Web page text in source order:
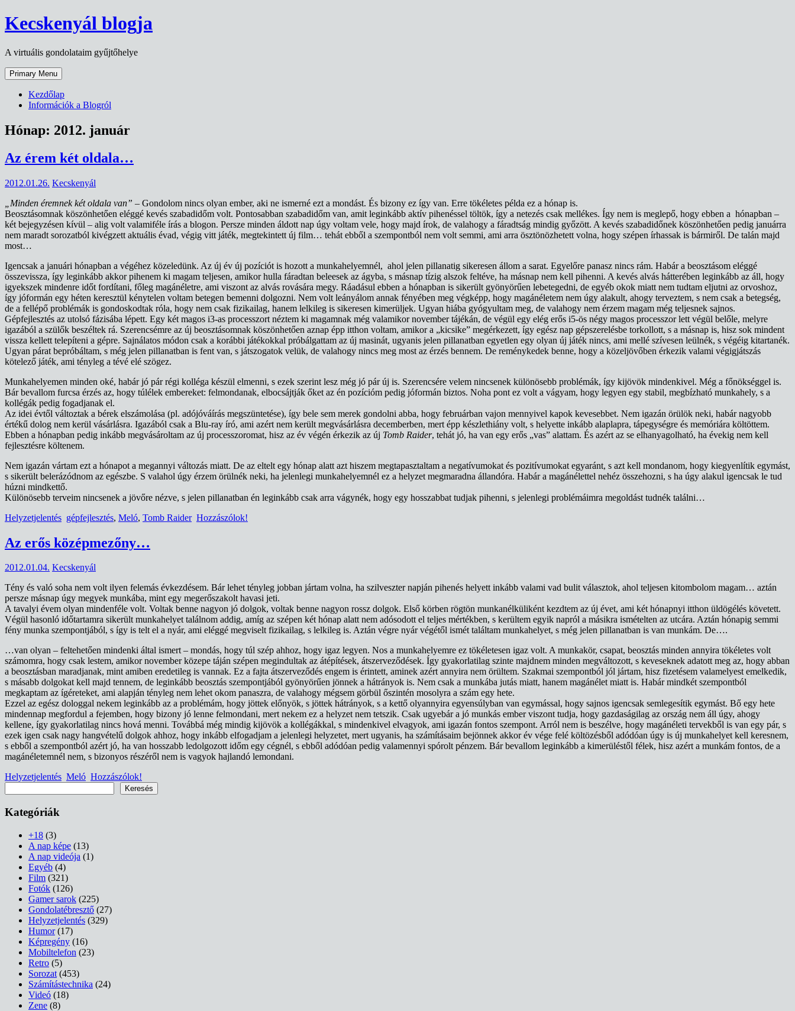
Skip
to
Kecskenyál blogja
A virtuális gondolataim gyűjtőhelye
Primary Menu
Kezdőlap
Információk a Blogról
Hónap: 2012. január
Az érem két oldala…
2012.01.26. Kecskenyál
„Minden éremnek két oldala van” – Gondolom nincs olyan ember, aki ne ismerné ezt a mondást. És bizony ez így van. Erre tökéletes példa ez a hónap is.
Beosztásomnak köszönhetően eléggé kevés szabadidőm volt. Pontosabban szabadidőm van, amit leginkább aktív pihenéssel töltök, így a netezés csak mellékes. Így nem is meglepő, hogy ebben a hónapban –
két bejegyzésen kívül – alig volt valamiféle írás a blogon. Persze minden áldott nap úgy voltam vele, hogy majd írok, de valahogy a fáradtság mindig győzött. A kevés szabadidőnek köszönhetően pedig januárra
nem maradt sorozatból kivégzett aktuális évad, végig vitt játék, megtekintett új film… tehát ebből a szempontból nem volt semmi, ami arra ösztönözhetett volna, hogy szépen írhassak is bármiről. De talán majd
most…
Igencsak a januári hónapban a végéhez közeledünk. Az új év új pozíciót is hozott a munkahelyemnél, ahol jelen pillanatig sikeresen állom a sarat. Egyelőre panasz nincs rám. Habár a beosztásom eléggé
összevissza, így leginkább akkor pihenem ki magam teljesen, amikor hulla fáradtan beleesek az ágyba, s másnap tízig alszok feltéve, ha másnap nem kell pihenni. A kevés alvás hátterében leginkább az áll, hogy
igyekszek mindenre időt fordítani, főleg magánéletre, ami viszont az alvás rovására megy. Ráadásul ebben a hónapban is sikerült gyönyörűen lebetegedni, de egyéb okok miatt nem tudtam eljutni az orvoshoz,
így jóformán egy héten keresztül kénytelen voltam betegen bemenni dolgozni. Nem volt leányálom annak fényében meg végképp, hogy magánéletem nem úgy alakult, ahogy terveztem, s nem csak a betegség,
de a fellépő problémák is gondoskodtak róla, hogy nem csak fizikailag, hanem lelkileg is sikeresen kimerüljek. Ugyan hiába gyógyultam meg, de valahogy nem érzem magam még teljesnek sajnos.
Gépfejlesztés az utolsó fázisába lépett. Egy két magos i3-as processzort néztem ki magamnak még valamikor november tájékán, de végül egy elég erős i5-ös négy magos processzor lett végül belőle, melyre
igazából a szülők beszéltek rá. Szerencsémre az új beosztásomnak köszönhetően aznap épp itthon voltam, amikor a „kicsike” megérkezett, így egész nap gépszerelésbe torkollott, s a másnap is, hisz sok mindent
vissza kellett telepíteni a gépre. Sajnálatos módon csak a korábbi játékokkal próbálgattam az új masinát, ugyanis jelen pillanatban egyetlen egy olyan új játék nincs, ami mellé szívesen leülnék, s végéig kitartanék.
Ugyan párat bepróbáltam, s még jelen pillanatban is fent van, s játszogatok velük, de valahogy nincs meg most az érzés bennem. De reménykedek benne, hogy a közeljövőben érkezik valami végigjátszás
kötelező játék, ami tényleg a tévé elé szögez.
Munkahelyemen minden oké, habár jó pár régi kolléga készül elmenni, s ezek szerint lesz még jó pár új is. Szerencsére velem nincsenek különösebb problémák, így kijövök mindenkivel. Még a főnökséggel is.
Bár bevallom furcsa érzés az, hogy túlélek embereket: felmondanak, elbocsájtják őket az én pozícióm pedig jóformán biztos. Noha pont ez volt a vágyam, hogy legyen egy stabil, megbízható munkahely, s a
kollégák pedig fogadjanak el.
Az idei évtől változtak a bérek elszámolása (pl. adójóváírás megszüntetése), így bele sem merek gondolni abba, hogy februárban vajon mennyivel kapok kevesebbet. Nem igazán örülök neki, habár nagyobb
értékű dolog nem kerül vásárlásra. Igazából csak a Blu-ray író, ami azért nem került megvásárlásra decemberben, mert épp készlethiány volt, s helyette inkább alaplapra, tápegységre és memóriára költöttem.
Ebben a hónapban pedig inkább megvásároltam az új processzoromat, hisz az év végén érkezik az új Tomb Raider, tehát jó, ha van egy erős „vas” alattam. És azért az se elhanyagolható, ha évekig nem kell
fejlesztésre költenem.
Nem igazán vártam ezt a hónapot a megannyi változás miatt. De az eltelt egy hónap alatt azt hiszem megtapasztaltam a negatívumokat és pozitívumokat egyaránt, s azt kell mondanom, hogy kiegyenlítik egymást,
s sikerült belerázódnom az egészbe. S valahol úgy érzem örülnék neki, ha jelenlegi munkahelyemnél ez a helyzet megmaradna állandóra. Habár a magánélettel nehéz összehozni, s ha úgy alakul igencsak le tud
húzni mindkettő.
Különösebb terveim nincsenek a jövőre nézve, s jelen pillanatban én leginkább csak arra vágynék, hogy egy hosszabbat tudjak pihenni, s jelenlegi problémáimra megoldást tudnék találni…
Helyzetjelentés gépfejlesztés, Meló, Tomb Raider Hozzászólok!
Az erős középmezőny…
2012.01.04. Kecskenyál
Tény és való soha nem volt ilyen felemás évkezdésem. Bár lehet tényleg jobban jártam volna, ha szilveszter napján pihenés helyett inkább valami vad bulit választok, ahol teljesen kitombolom magam… aztán
persze másnap úgy megyek munkába, mint egy megerőszakolt havasi jeti.
A tavalyi évem olyan mindenféle volt. Voltak benne nagyon jó dolgok, voltak benne nagyon rossz dolgok. Első körben rögtön munkanélküliként kezdtem az új évet, ami két hónapnyi itthon üldögélés követett.
Végül hasonló időtartamra sikerült munkahelyet találnom addig, amíg az szépen két hónap alatt nem adósodott el teljes mértékben, s kerültem egyik napról a másikra ismételten az utcára. Aztán hónapig semmi
fény munka szempontjából, s így is telt el a nyár, ami eléggé megviselt fizikailag, s lelkileg is. Aztán végre nyár végétől ismét találtam munkahelyet, s még jelen pillanatban is van munkám. De….
…van olyan – feltehetően mindenki által ismert – mondás, hogy túl szép ahhoz, hogy igaz legyen. Nos a munkahelyemre ez tökéletesen igaz volt. A munkakör, csapat, beosztás minden annyira tökéletes volt
számomra, hogy csak lestem, amikor november közepe táján szépen megindultak az átépítések, átszerveződések. Így gyakorlatilag szinte majdnem minden megváltozott, s keveseknek adatott meg az, hogy abban
a beosztásban maradjanak, mint amiben eredetileg is vannak. Ez a fajta átszerveződés engem is érintett, aminek azért annyira nem örültem. Szakmai szempontból jól jártam, hisz fizetésem valamelyest emelkedik,
s másabb dolgokat kell majd tennem, de leginkább beosztás szempontjából gyönyörűen jönnek a hátrányok is. Nem csak a munkába jutás miatt, hanem magánélet miatt is. Habár mindkét szempontból
megkaptam az ígéreteket, ami alapján tényleg nem lehet okom panaszra, de valahogy mégsem görbül őszintén mosolyra a szám egy hete.
Ezzel az egész dologgal nekem leginkább az a problémám, hogy jöttek előnyök, s jöttek hátrányok, s a kettő olyannyira egyensúlyban van egymással, hogy sajnos igencsak semlegesítik egymást. Bő egy hete
mindennap megfordul a fejemben, hogy bizony jó lenne felmondani, mert nekem ez a helyzet nem tetszik. Csak ugyebár a jó munkás ember viszont tudja, hogy gazdaságilag az ország nem áll úgy, ahogy
kellene, így gyakorlatilag nincs hová menni. Továbbá még mindig kijövök a kollégákkal, s mindenkivel elvagyok, ami igazán fontos szempont. Arról nem is beszélve, hogy magánéleti tervekből is van egy pár, s
ezek igen csak nagy hangvételű dolgok ahhoz, hogy inkább elfogadjam a jelenlegi helyzetet, mert ugyanis, ha számításaim bejönnek akkor év vége felé költözésből adódóan úgy is új munkahelyet kell keresnem,
s ebből a szempontból azért jó, ha van hosszabb ledolgozott időm egy cégnél, s ebből adódóan pedig valamennyi spórolt pénzem. Bár bevallom leginkább a kimerüléstől félek, hisz azért a munkám fontos, de a
magánéletemnél nem, s bizonyos részéről nem is vagyok hajlandó lemondani.
Helyzetjelentés Meló Hozzászólok!
Keresés
Kategóriák
+18 (3)
A nap képe (13)
A nap videója (1)
Egyéb (4)
Film (321)
Fotók (126)
Gamer sarok (225)
Gondolatébresztő (27)
Helyzetjelentés (329)
Humor(17)
Képregény (16)
Mobiltelefon (23)
Retro (5)
Sorozat (453)
Számítástechnika (24)
Videó (18)
Zene (8)